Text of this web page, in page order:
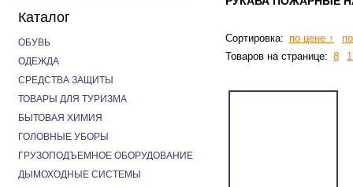
Сортировка: по цене ↑
Товаров на странице: 8
Каталог
ОБУВЬ
ОДЕЖДА
СРЕДСТВА ЗАЩИТЫ
ТОВАРЫ ДЛЯ ТУРИЗМА
БЫТОВАЯ ХИМИЯ
ГОЛОВНЫЕ УБОРЫ
ГРУЗОПОДЪЕМНОЕ ОБОРУДОВАНИЕ
ДЫМОХОДНЫЕ СИСТЕМЫ